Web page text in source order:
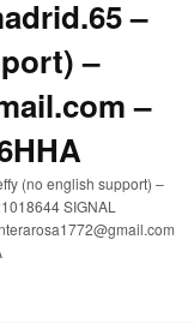
–
–
–
(no english support) –
SIGNAL